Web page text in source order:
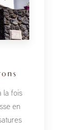
la fois
en